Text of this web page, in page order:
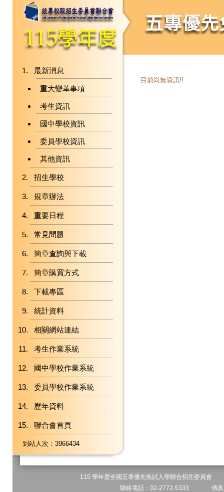
最新消息
重大變革事項
考生資訊
國中學校資訊
委員學校資訊
其他資訊
招生學校
規章辦法
重要日程
常見問題
簡章查詢與下載
簡章購買方式
下載專區
統計資料
相關網站連結
考生作業系統
國中學校作業系統
委員學校作業系統
歷年資料
聯合會首頁
到站人次：3966434
目前尚無資訊!!
115 學年度全國五專優先免試入學聯合招生委員會
聯絡電話：02-2772-5333 傳